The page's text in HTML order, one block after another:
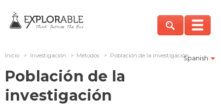
Spanish
Inicio > Investigación > Métodos > Población de la investigación
Población de la
investigación